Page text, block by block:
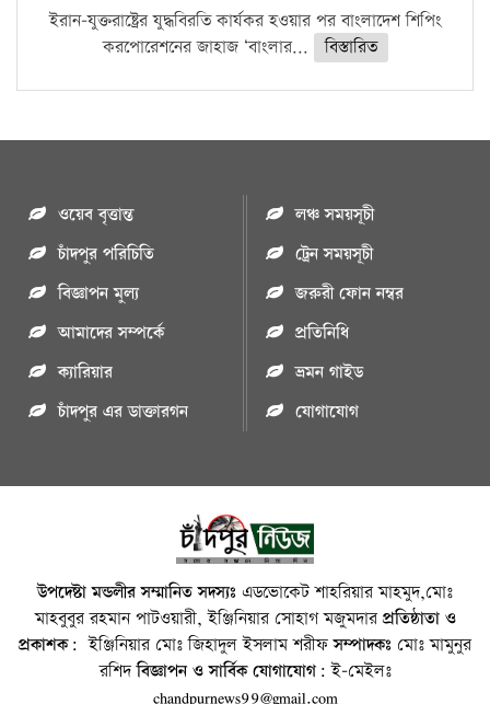
ইরান-যুক্তরাষ্ট্রের যুদ্ধবিরতি কার্যকর হওয়ার পর বাংলাদেশ শিপিং
করপোরেশনের জাহাজ ‘বাংলার...
বিস্তারিত
ওয়েব বৃত্তান্ত
চাঁদপুর পরিচিতি
বিজ্ঞাপন মুল্য
আমাদের সম্পর্কে
ক্যারিয়ার
চাঁদপুর এর ডাক্তারগন
লঞ্চ সময়সূচী
ট্রেন সময়সূচী
জরুরী ফোন নম্বর
প্রতিনিধি
ভ্রমন গাইড
যোগাযোগ
উপদেষ্টা মন্ডলীর সম্মানিত সদস্যঃ এডভোকেট শাহরিয়ার মাহমুদ,মোঃ
মাহবুবুর রহমান পাটওয়ারী, ইঞ্জিনিয়ার সোহাগ মজুমদারপ্রতিষ্ঠাতা ও
প্রকাশক: ইঞ্জিনিয়ার মোঃ জিহাদুল ইসলাম শরীফসম্পাদকঃ মোঃ মামুনুর
রশিদবিজ্ঞাপন ও সার্বিক যোগাযোগ: ই-মেইলঃ
chandpurnews99@gmail.com